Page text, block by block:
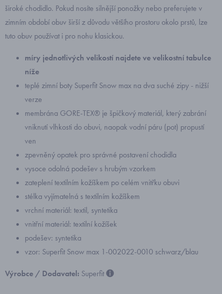
široké chodidlo. Pokud nosíte silnější ponožky nebo preferujete v
zimním období obuv širší z důvodu většího prostoru okolo prstů, lze
tuto obuv používat i pro nohu klasickou.
míry jednotlivých velikostí najdete ve velikostní tabulce
níže
teplé zimní boty Superfit Snow max na dva suché zipy - nižší
verze
membrána GORE-TEX® je špičkový materiál, který zabrání
vniknutí vlhkosti do obuvi, naopak vodní páru (pot) propustí
ven
zpevněný opatek pro správné postavení chodidla
vysoce odolná podešev s hrubým vzorkem
zateplení textilním kožíškem po celém vnitřku obuvi
stélka vyjímatelná s textilním kožíškem
vrchní materiál: textil, syntetika
vnitřní materiál: textilní kožíšek
podešev: syntetika
vzor: Superfit Snow max 1-002022-0010 schwarz/blau
Výrobce / Dodavatel: Superfit